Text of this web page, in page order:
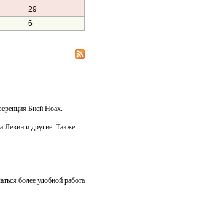
29
6
Бней Ноах.
Левин и другие. Также
более удобной работа